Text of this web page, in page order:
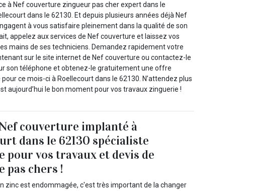
à Nef couverture zingueur pas cher expert dans le
dans le 62130. Et depuis plusieurs années déjà Nef
à vous satisfaire pleinement dans la qualité de son
appelez aux services de Nef couverture et laissez vos
mains de ses techniciens. Demandez rapidement votre
sur le site internet de Nef couverture ou contactez-le
son téléphone et obtenez-le gratuitement une offre
ce mois-ci à Roellecourt dans le 62130. N’attendez plus
aujourd’hui le bon moment pour vos travaux zinguerie !
couverture implanté à
dans le 62130 spécialiste
pour vos travaux et devis de
pas chers !
zinc est endommagée, c'est très important de la changer